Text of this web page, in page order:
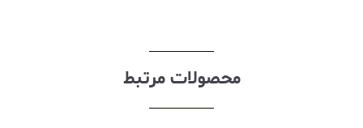
محصولات مرتبط